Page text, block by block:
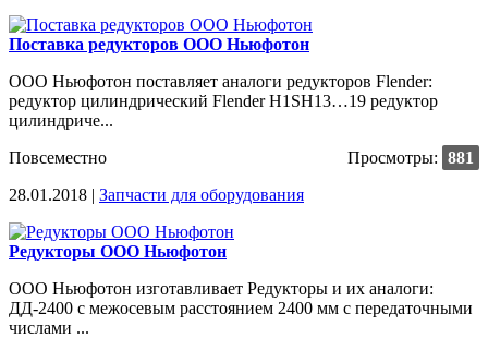
Поставка редукторов ООО Ньюфотон
ООО Ньюфотон поставляет аналоги редукторов Flender:
редуктор цилиндрический Flender H1SH13…19 редуктор
цилиндриче...
Повсеместно
Просмотры: 881
28.01.2018 | Запчасти для оборудования
Редукторы ООО Ньюфотон
ООО Ньюфотон изготавливает Редукторы и их аналоги:
ДД-2400 с межосевым расстоянием 2400 мм с передаточными
числами ...